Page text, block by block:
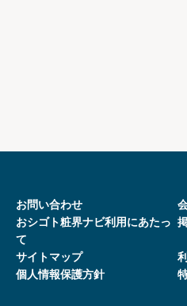
し、コンテンツや情報を閲覧
本サービスを利用されたこと
３．当社が別途本サービス上
方法により規定する個別規約
お問い合わせ
おシゴト粧界ナビ利用にあたっ
て
サイトマップ
個人情報保護方針